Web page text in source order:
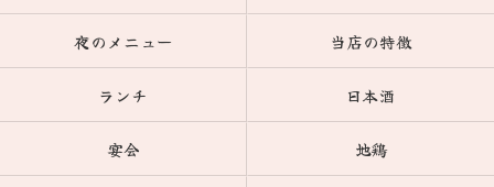
夜のメニュー 当店の特徴
ランチ 日本酒
宴会 地鶏